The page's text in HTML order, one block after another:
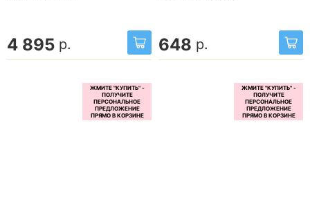
4 895 р. 648 р.